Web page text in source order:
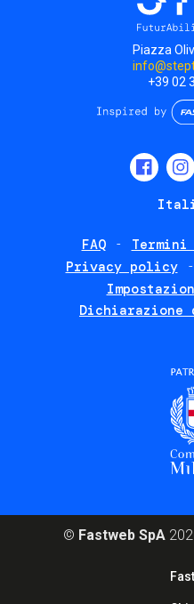
Piazza
+39 02
FAQ
Privacy policy
© Fastweb SpA